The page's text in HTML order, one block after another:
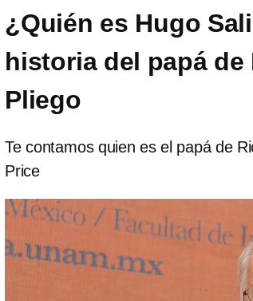
¿Quién es Hugo
historia del papá de
Pliego
Te contamos quien es el papá de
Price